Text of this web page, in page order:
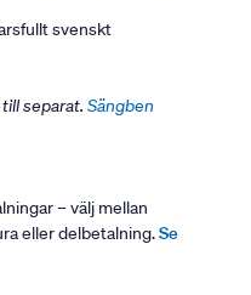
svenskt
separat. Sängben
– välj mellan
eller delbetalning.Se